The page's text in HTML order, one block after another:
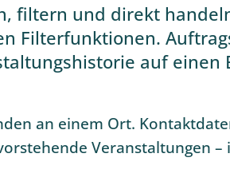
filtern und direkt
Filterfunktionen.
auf einen
an einem Ort.
Veranstaltungen –